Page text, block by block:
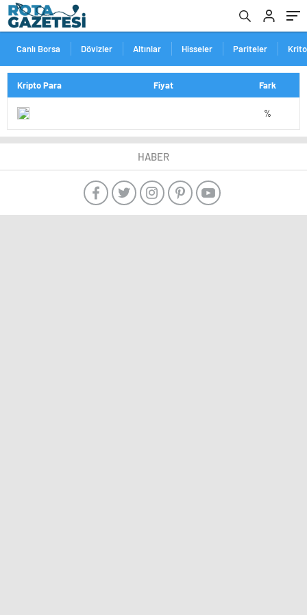
Canlı Borsa Dövizler Altınlar Hisseler Pariteler
Kripto Para Fiyat Fark
%
HABER